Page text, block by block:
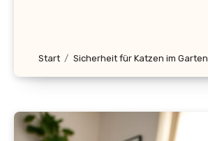
Start Sicherheit für Katzen im Garten